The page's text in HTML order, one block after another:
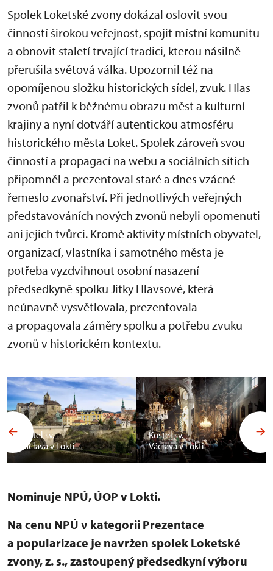
Spolek Loketské zvony dokázal oslovit svou
činností širokou veřejnost, spojit místní komunitu
a obnovit staletí trvající tradici, kterou násilně
přerušila světová válka. Upozornil též na
opomíjenou složku historických sídel, zvuk. Hlas
zvonů patřil k běžnému obrazu měst a kulturní
krajiny a nyní dotváří autentickou atmosféru
historického města Loket. Spolek zároveň svou
činností a propagací na webu a sociálních sítích
připomněl a prezentoval staré a dnes vzácné
řemeslo zvonařství. Při jednotlivých veřejných
představováních nových zvonů nebyli opomenuti
ani jejich tvůrci. Kromě aktivity místních obyvatel,
organizací, vlastníka i samotného města je
potřeba vyzdvihnout osobní nasazení
předsedkyně spolku Jitky Hlavsové, která
neúnavně vysvětlovala, prezentovala
a propagovala záměry spolku a potřebu zvuku
zvonů v historickém kontextu.
Kostel sv.
Václava v Lokti
Kostel sv.
Václava v Lokti
Nominuje NPÚ, ÚOP v Lokti.
Na cenu NPÚ v kategorii Prezentace
a popularizace je navržen spolek Loketské
zvony, z. s., zastoupený předsedkyní výboru